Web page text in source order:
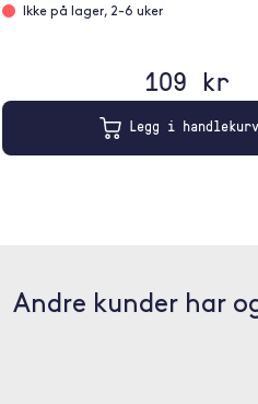
Ikke på lager, 2-6 uker
109 kr
Legg i
Andre kunder har